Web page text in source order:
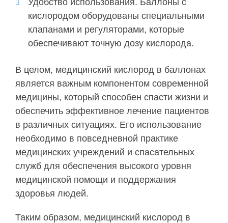
Удобство использования. Баллоны с
кислородом оборудованы специальными
клапанами и регуляторами, которые
обеспечивают точную дозу кислорода.
В целом, медицинский кислород в баллонах
является важным компонентом современной
медицины, который способен спасти жизни и
обеспечить эффективное лечение пациентов
в различных ситуациях. Его использование
необходимо в повседневной практике
медицинских учреждений и спасательных
служб для обеспечения высокого уровня
медицинской помощи и поддержания
здоровья людей.
Таким образом, медицинский кислород в